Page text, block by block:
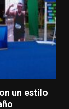
un estilo